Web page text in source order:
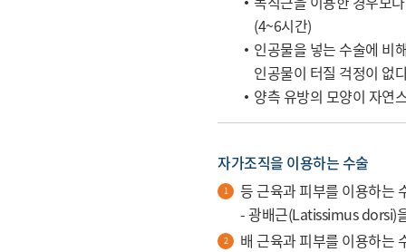
(4~6시간)
인공물을 넣는 수술에 비
인공물이 터질 걱정이 없
양측 유방의 모양이 자연
자가조직을 이용하는 수술
등 근육과 피부를 이용하는
- 광배근(Latissimus dorsi)
배 근육과 피부를 이용하는